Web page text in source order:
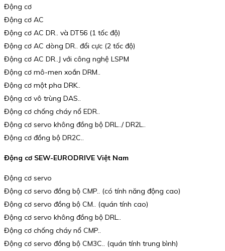
Động cơ
Động cơ AC
Động cơ AC DR.. và DT56 (1 tốc độ)
Động cơ AC dòng DR.. đổi cực (2 tốc độ)
Động cơ AC DR..J với công nghệ LSPM
Động cơ mô-men xoắn DRM..
Động cơ một pha DRK..
Động cơ vô trùng DAS..
Động cơ chống cháy nổ EDR..
Động cơ servo không đồng bộ DRL../ DR2L..
Động cơ đồng bộ DR2C..
Động cơ SEW-EURODRIVE Việt Nam
Động cơ servo
Động cơ servo đồng bộ CMP.. (có tính năng động cao)
Động cơ servo đồng bộ CM.. (quán tính cao)
Động cơ servo không đồng bộ DRL..
Động cơ chống cháy nổ CMP..
Động cơ servo đồng bộ CM3C.. (quán tính trung bình)